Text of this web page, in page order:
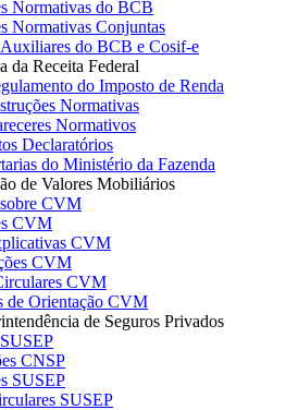
Normativas do BCB
Normativas Conjuntas
do BCB e Cosif-e
da Receita Federal
do Imposto de Renda
Normativas
Normativos
Declaratórios
do Ministério da Fazenda
de Valores Mobiliários
CVM
CVM
CVM
CVM
CVM
de Orientação CVM
de Seguros Privados
CNSP
SUSEP
SUSEP